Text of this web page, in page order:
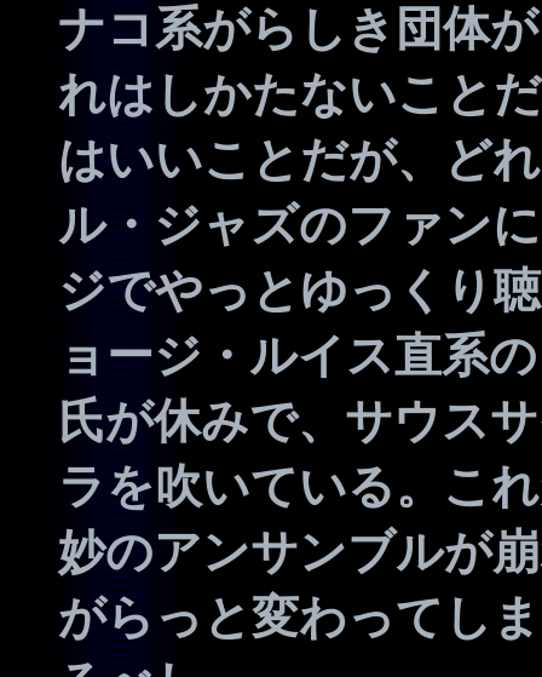
ナコ系がらしき団体
れはしかたないこと
はいいことだが、ど
ル・ジャズのファン
ジでやっとゆっくり
ョージ・ルイス直系
氏が休みで、サウス
ラを吹いている。こ
妙のアンサンブルが
がらっと変わってし